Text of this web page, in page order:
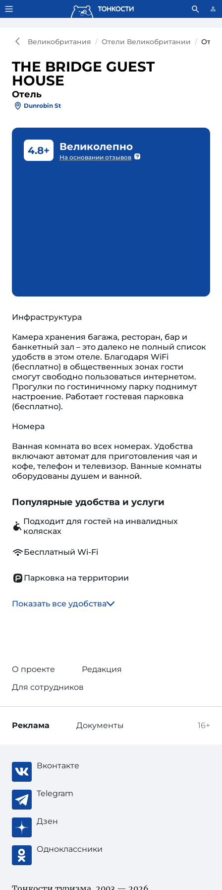
Тонкости используют сookie-файлы. Что это значит?
Великобритания Отели Великобритании
THE BRIDGE GUEST
HOUSE
Отель
Dunrobin St
4.8+ Великолепно
На основании отзывов
Инфраструктура
Камера хранения багажа, ресторан, бар и
банкетный зал – это далеко не полный список
удобств в этом отеле. Благодаря WiFi
(бесплатно) в общественных зонах гости
смогут свободно пользоваться интернетом.
Прогулки по гостиничному парку поднимут
настроение. Работает гостевая парковка
(бесплатно).
Номера
Ванная комната во всех номерах. Удобства
включают автомат для приготовления чая и
кофе, телефон и телевизор. Ванные комнаты
оборудованы душем и ванной.
Популярные удобства и услуги
Подходит для гостей на инвалидных
колясках
Бесплатный Wi-Fi
Парковка на территории
Показать все удобства
О проекте
Редакция
Для сотрудников
16+
Реклама Документы
Вконтакте
Telegram
Дзен
Одноклассники